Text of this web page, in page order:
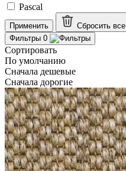
Pascal
Применить Сбросить все
Фильтры 0
Сортировать
По умолчанию
Сначала дешевые
Сначала дорогие